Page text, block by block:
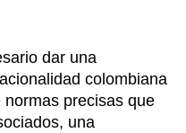
dar una
colombiana
precisas que
una